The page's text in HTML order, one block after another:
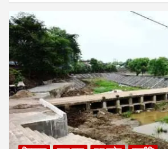
b
o
o
k
s
A
p
p
ail ar